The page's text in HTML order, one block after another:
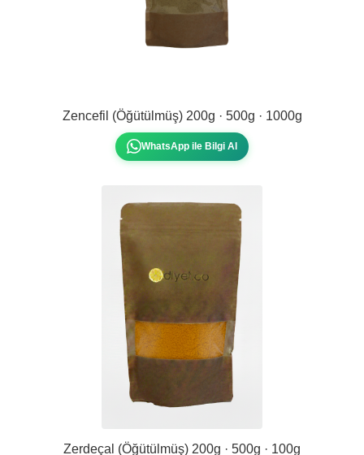
Zencefil (Öğütülmüş) 200g · 500g · 1000g
WhatsApp ile Bilgi Al
Zerdeçal (Öğütülmüş) 200g · 500g · 100g